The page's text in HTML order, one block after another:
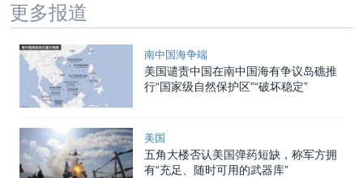
更多报道
南中国海争端
美国谴责中国在南中国海有争议岛礁推
行“国家级自然保护区”“破坏稳定”
美国
五角大楼否认美国弹药短缺，称军方拥
有“充足、随时可用的武器库”